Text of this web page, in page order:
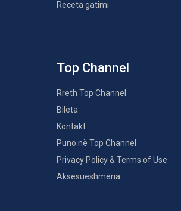
Receta gatimi
Top Channel
Rreth Top Channel
Bileta
Kontakt
Puno në Top Channel
Privacy Policy & Terms of Use
Aksesueshmëria